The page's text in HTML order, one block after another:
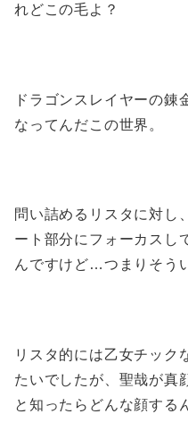
れどこの毛よ？
ドラゴンスレイヤーの
なってんだこの世界。
問い詰めるリスタに対し
ート部分にフォーカスし
んですけど…つまりそう
リスタ的には乙女チック
たいでしたが、聖哉が真
と知ったらどんな顔する